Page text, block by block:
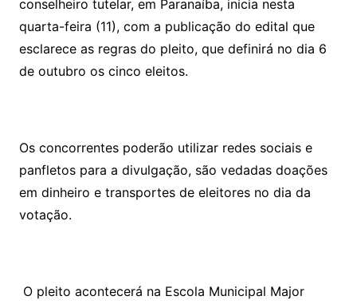
conselheiro tutelar, em Paranaíba, inicia nesta
quarta-feira (11), com a publicação do edital que
esclarece as regras do pleito, que definirá no dia 6
de outubro os cinco eleitos.
Os concorrentes poderão utilizar redes sociais e
panfletos para a divulgação, são vedadas doações
em dinheiro e transportes de eleitores no dia da
votação.
O pleito acontecerá na Escola Municipal Major